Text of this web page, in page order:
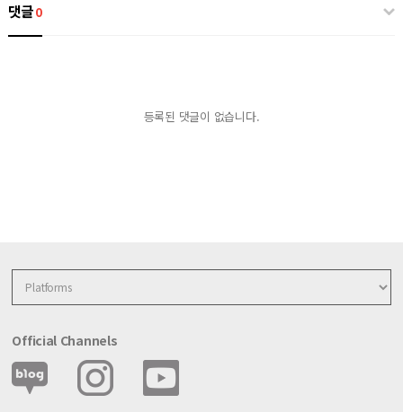
댓글0
등록된 댓글이 없습니다.
Official Channels